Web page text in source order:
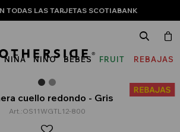
TODAS LAS TARJETAS SCOTIABANK
NIÑA NIÑO BEBÉS
FRUIT
THE
REBAJAS
cuello redondo - Gris
OS11WGTL12-800